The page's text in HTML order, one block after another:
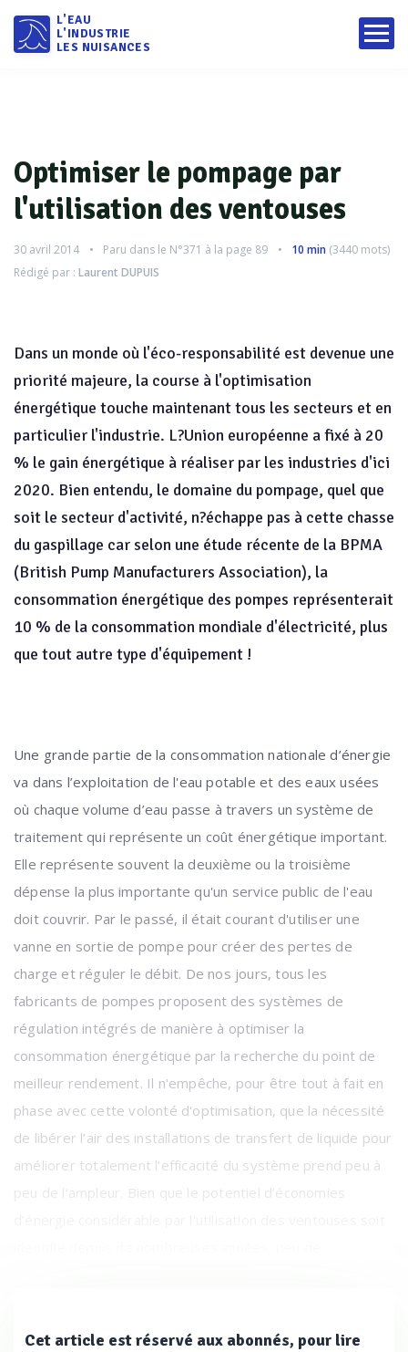
L'EAU
L'INDUSTRIE
LES NUISANCES
Optimiser le pompage par
l'utilisation des ventouses
30 avril 2014 Paru dans le N°371 à la page 89 10 min (3440 mots)
Rédigé par : Laurent DUPUIS
Dans un monde où l'éco-responsabilité est devenue une
priorité majeure, la course à l'optimisation
énergétique touche maintenant tous les secteurs et en
particulier l'industrie. L?Union européenne a fixé à 20
% le gain énergétique à réaliser par les industries d'ici
2020. Bien entendu, le domaine du pompage, quel que
soit le secteur d'activité, n?échappe pas à cette chasse
du gaspillage car selon une étude récente de la BPMA
(British Pump Manufacturers Association), la
consommation énergétique des pompes représenterait
10 % de la consommation mondiale d'électricité, plus
que tout autre type d'équipement !
Une grande partie de la consommation nationale d’énergie
va dans l’exploitation de l'eau potable et des eaux usées
où chaque volume d’eau passe à travers un système de
traitement qui représente un coût énergétique important.
Elle représente souvent la deuxième ou la troisième
dépense la plus importante qu'un service public de l'eau
doit couvrir. Par le passé, il était courant d'utiliser une
vanne en sortie de pompe pour créer des pertes de
charge et réguler le débit. De nos jours, tous les
fabricants de pompes proposent des systèmes de
régulation intégrés de manière à optimiser la
consommation énergétique par la recherche du point de
meilleur rendement. Il n'empêche, pour être tout à fait en
phase avec cette volonté d'optimisation, que la nécessité
de libérer l’air des installations de transfert de liquide pour
améliorer totalement l’efficacité du système prend peu à
peu de l’ampleur. Bien que le potentiel d’économies
Cet article est réservé aux abonnés, pour lire